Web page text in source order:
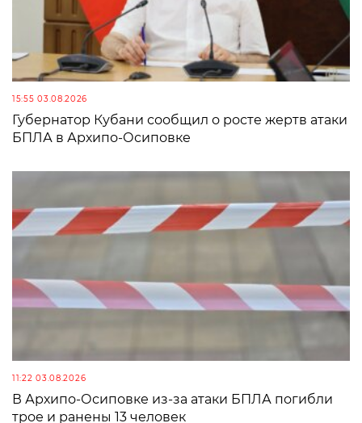
15:55 03.08.2026
Губернатор Кубани сообщил о росте жертв атаки
БПЛА в Архипо-Осиповке
11:22 03.08.2026
В Архипо-Осиповке из-за атаки БПЛА погибли
трое и ранены 13 человек